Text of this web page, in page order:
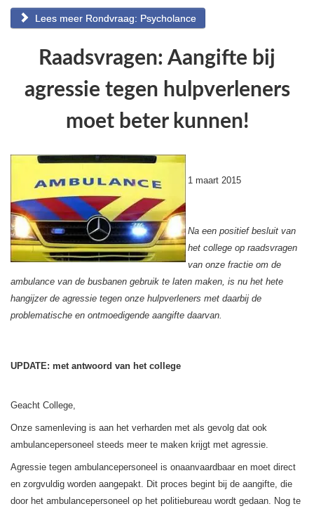
Lees meer Rondvraag: Psycholance
Raadsvragen: Aangifte bij
agressie tegen hulpverleners
moet beter kunnen!
1 maart 2015
Na een positief besluit van
het college op raadsvragen
van onze fractie om de
ambulance van de busbanen gebruik te laten maken, is nu het hete
hangijzer de agressie tegen onze hulpverleners met daarbij de
problematische en ontmoedigende aangifte daarvan.
UPDATE: met antwoord van het college
Geacht College,
Onze samenleving is aan het verharden met als gevolg dat ook
ambulancepersoneel steeds meer te maken krijgt met agressie.
Agressie tegen ambulancepersoneel is onaanvaardbaar en moet direct
en zorgvuldig worden aangepakt. Dit proces begint bij de aangifte, die
door het ambulancepersoneel op het politiebureau wordt gedaan. Nog te